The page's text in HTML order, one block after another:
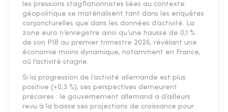
les pressions stagflationnistes liées au contexte
géopolitique se matérialisent tant dans les enquêtes
conjoncturelles que dans les données d’activité. La
zone euro n’enregistre ainsi qu’une hausse de 0,1 %
de son PIB au premier trimestre 2026, révélant une
économie moins dynamique, notamment en France,
où l’activité stagne.
Si la progression de l’activité allemande est plus
positive (+0,3 %), ses perspectives demeurent
précaires : le gouvernement allemand a d’ailleurs
revu à la baisse ses projections de croissance pour